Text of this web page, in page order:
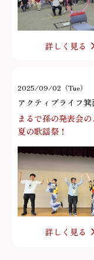
詳しく見る
2025/09/02（Tue）
アクティブライフ箕
まるで孫の発表会の
夏の歌謡祭！
詳しく見る